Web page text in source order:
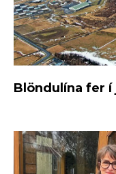
Blöndulína fer